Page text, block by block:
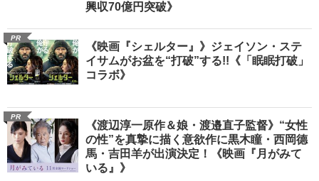
興収70億円突破》
PR
《映画『シェルター』》ジェイソン・ステ
イサムがお盆を“打破”する!!《「眠眠打破」
コラボ》
PR
《渡辺淳一原作＆娘・渡邉直子監督》“女性
の性”を真摯に描く意欲作に黒木瞳・西岡德
馬・吉田羊が出演決定！《映画『月がみて
いる』》